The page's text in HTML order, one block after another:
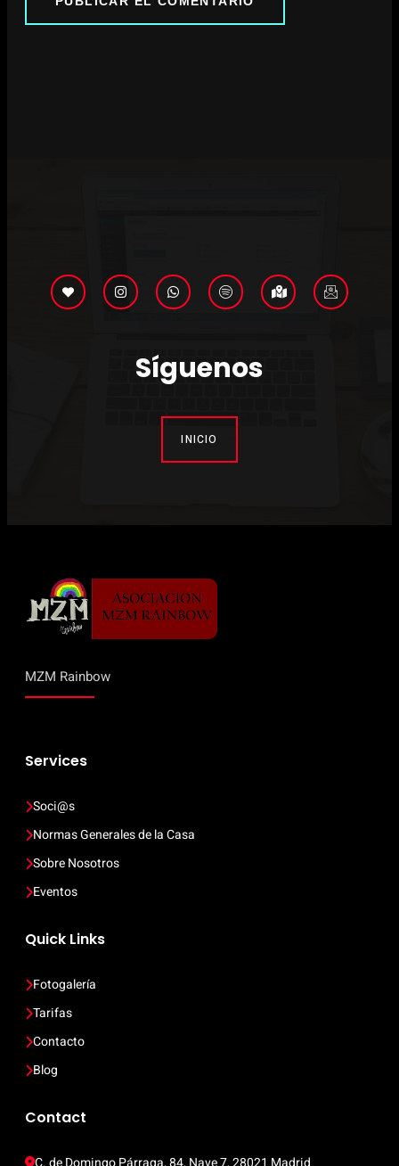
Síguenos
INICIO
MZM Rainbow
Services
Soci@s
Normas Generales de la Casa
Sobre Nosotros
Eventos
Quick Links
Fotogalería
Tarifas
Contacto
Blog
Contact